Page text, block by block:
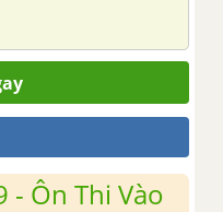
- Ôn Thi Vào